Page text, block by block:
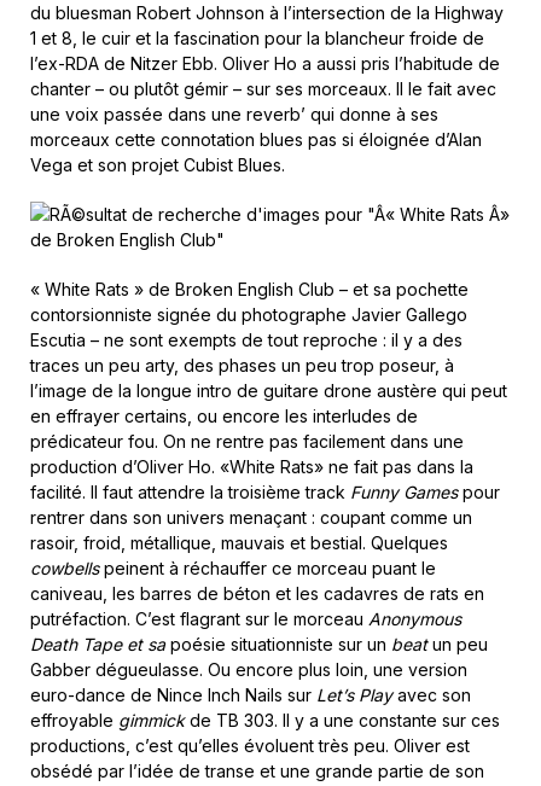
du bluesman Robert Johnson à l’intersection de la Highway
1 et 8, le cuir et la fascination pour la blancheur froide de
l’ex-RDA de Nitzer Ebb. Oliver Ho a aussi pris l’habitude de
chanter – ou plutôt gémir – sur ses morceaux. Il le fait avec
une voix passée dans une reverb’ qui donne à ses
morceaux cette connotation blues pas si éloignée d’Alan
Vega et son projet Cubist Blues.
« White Rats » de Broken English Club – et sa pochette
contorsionniste signée du photographe Javier Gallego
Escutia – ne sont exempts de tout reproche : il y a des
traces un peu arty, des phases un peu trop poseur, à
l’image de la longue intro de guitare drone austère qui peut
en effrayer certains, ou encore les interludes de
prédicateur fou. On ne rentre pas facilement dans une
production d’Oliver Ho. «White Rats» ne fait pas dans la
facilité. Il faut attendre la troisième track Funny Gamespour
rentrer dans son univers menaçant : coupant comme un
rasoir, froid, métallique, mauvais et bestial. Quelques
cowbellspeinent à réchauffer ce morceau puant le
caniveau, les barres de béton et les cadavres de rats en
putréfaction. C’est flagrant sur le morceau Anonymous
Death Tape et sapoésie situationniste sur un beatun peu
Gabber dégueulasse. Ou encore plus loin, une version
euro-dance de Nince Inch Nails sur Let’s Playavec son
effroyable gimmickde TB 303. Il y a une constante sur ces
productions, c’est qu’elles évoluent très peu. Oliver est
obsédé par l’idée de transe et une grande partie de son